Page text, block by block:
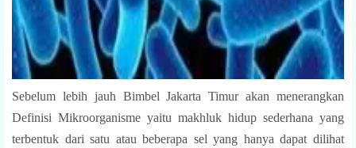
Sebelum lebih jauh Bimbel Jakarta Timur akan menerangkan
Definisi Mikroorganisme yaitu makhluk hidup sederhana yang
terbentuk dari satu atau beberapa sel yang hanya dapat dilihat